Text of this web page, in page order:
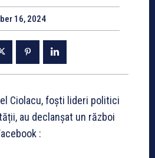
16, 2024
Ciolacu, foști lideri politici
au declanșat un război
: